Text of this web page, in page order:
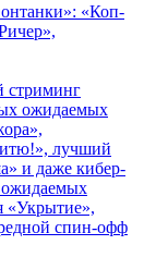
«Коп-
стриминг
ожидаемых
лучший
и даже кибер-
ожидаемых
«Укрытие»,
спин-офф